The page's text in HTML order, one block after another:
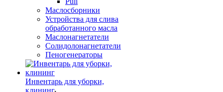
Маслосборники
Устройства для слива
обработанного масла
Маслонагнетатели
Солидолонагнетатели
Пеногенераторы
Инвентарь для уборки,
клининг